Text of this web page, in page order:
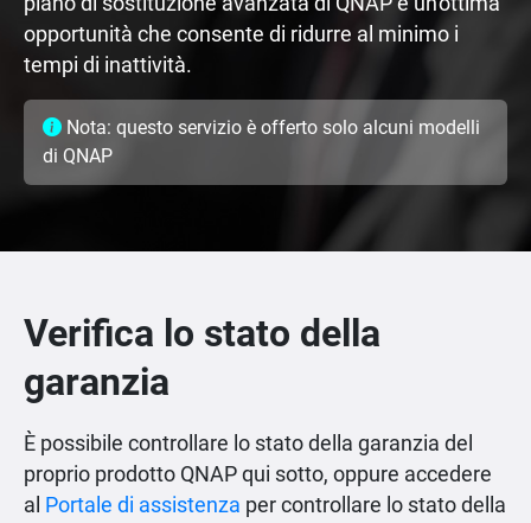
opportunità che consente di ridurre al minimo i
tempi di inattività.
Nota: questo servizio è offerto solo alcuni modelli
di QNAP
Verifica lo stato della
garanzia
È possibile controllare lo stato della garanzia del
proprio prodotto QNAP qui sotto, oppure accedere
al Portale di assistenza per controllare lo stato della